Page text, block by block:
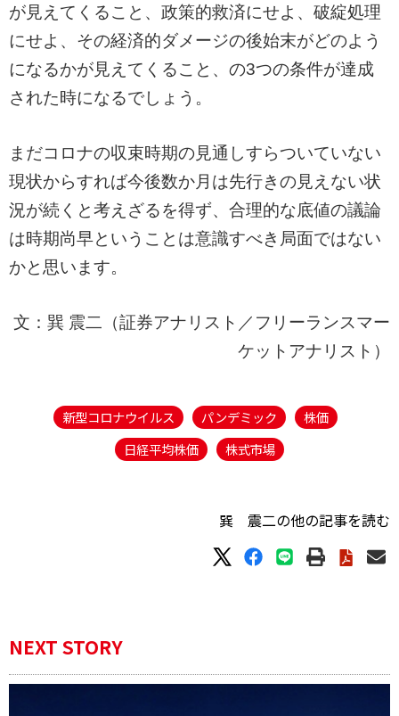
が見えてくること、政策的救済にせよ、破綻処理
にせよ、その経済的ダメージの後始末がどのよう
になるかが見えてくること、の3つの条件が達成
された時になるでしょう。
まだコロナの収束時期の見通しすらついていない
現状からすれば今後数か月は先行きの見えない状
況が続くと考えざるを得ず、合理的な底値の議論
は時期尚早ということは意識すべき局面ではない
かと思います。
文：巽 震二（証券アナリスト／フリーランスマー
ケットアナリスト）
新型コロナウイルス パンデミック
株価
日経平均株価
株式市場
巽 震二の他の記事を読む
NEXT STORY